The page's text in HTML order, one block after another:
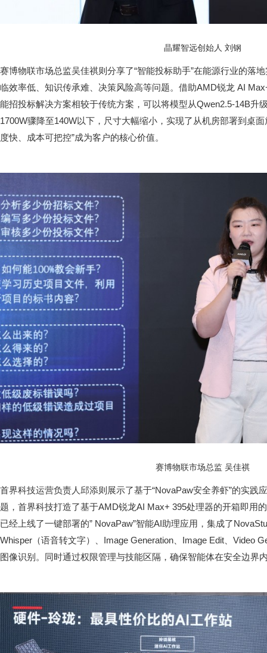
晶耀智远创始人 刘钢
赛博物联市场总监吴佳祺则分享了“智能投标助手”在能源行业的落
临效率低、知识传承难、决策风险高等问题。借助AMD锐龙 AI
能招投标解决方案相较于传统方案，可以将模型从Qwen2.5-14B升
1700W骤降至140W以下，尺寸大幅缩小，实现了从机房部署到桌
度快、成本可把控”成为客户的核心价值。
赛博物联市场总监 吴佳祺
首界科技运营负责人邱添则展示了基于“NovaPaw安全养虾”的实践
题，首界科技打造了基于AMD锐龙AI Max+ 395处理器的开箱即用
已经上线了一键部署的” NovaPaw”智能AI助理应用，集成了
Whisper（语音转文字）、Image Generation、Image Edit、Video
图像识别。同时通过权限管理与技能区隔，确保智能体在安全边界